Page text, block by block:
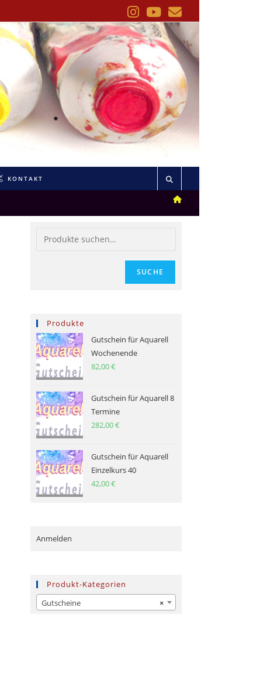
KONTAKT
SUCHE
Produkte
Gutschein für Aquarell
Wochenende
82,00€
Gutschein für Aquarell 8
Termine
282,00€
Gutschein für Aquarell
Einzelkurs 40
42,00€
Anmelden
Produkt-Kategorien
×
Gutscheine